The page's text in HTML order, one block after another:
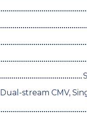
Dual-stream CMV,